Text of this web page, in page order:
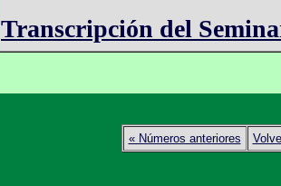
Transcripción del
« Números anteriores